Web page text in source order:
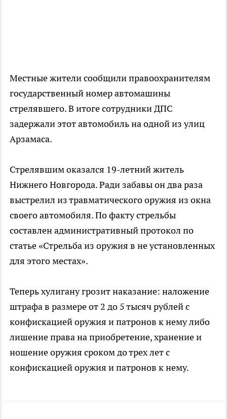
Местные жители сообщили правоохранителям
государственный номер автомашины
стрелявшего. В итоге сотрудники ДПС
задержали этот автомобиль на одной из улиц
Арзамаса.
Стрелявшим оказался 19-летний житель
Нижнего Новгорода. Ради забавы он два раза
выстрелил из травматического оружия из окна
своего автомобиля. По факту стрельбы
составлен административный протокол по
статье «Стрельба из оружия в не установленных
для этого местах».
Теперь хулигану грозит наказание: наложение
штрафа в размере от 2 до 5 тысяч рублей с
конфискацией оружия и патронов к нему либо
лишение права на приобретение, хранение и
ношение оружия сроком до трех лет с
конфискацией оружия и патронов к нему.